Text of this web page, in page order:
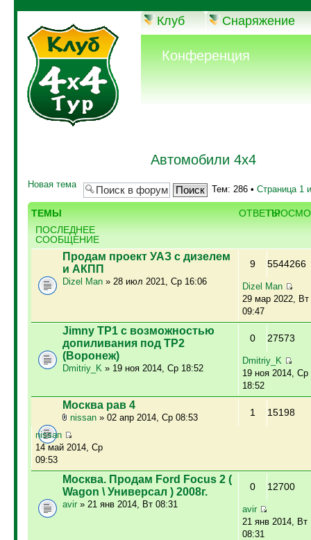
Клуб Снаряжение
Конференция
Автомобили 4х4
Новая тема Тем: 286 • Страница 1
ТЕМЫ ОТВЕТЫ
ПОСЛЕДНЕЕ
СООБЩЕНИЕ
Продам проект УАЗ с дизелем
и АКПП
Dizel Man» 28 июл 2021, Ср 16:06
9 5544266
Dizel Man
29 мар 2022, Вт
09:47
Jimny ТР1 с возможностью
допиливания под ТР2
(Воронеж)
Dmitriy_K» 19 ноя 2014, Ср 18:52
0 27573
Dmitriy_K
19 ноя 2014, Ср
18:52
Москва рав 4
nissan» 02 апр 2014, Ср 08:53 1 15198
nissan
14 май 2014, Ср
09:53
Москва. Продам Ford Focus 2 (
Wagon \ Универсал ) 2008г.
avir» 21 янв 2014, Вт 08:31
0 12700
avir
21 янв 2014, Вт
08:31